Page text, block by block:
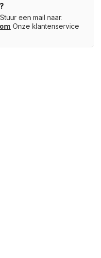
een mail naar:
Onze klantenservice